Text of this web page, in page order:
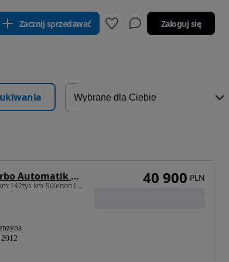
Zacznij sprzedawać Zaloguj się
Opel Zafira Tourer 1.4 Turbo Automatik Business Innovation
1364 cm3 • 140 KM • 1.4Turbo 140km 142tys km BiXenon Led Navi Asystent Pasa 7-osobowa FULL
2012
40 900 PLN